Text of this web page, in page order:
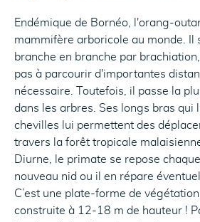
Endémique de Bornéo, l'orang-
mammifère arboricole au monde. Il
branche en branche par
pas à parcourir d'importantes
nécessaire. Toutefois, il passe la
dans les arbres. Ses longs bras qui
chevilles lui permettent des
travers la forêt tropicale
Diurne, le primate se repose
nouveau nid ou il en répare
C’est une plate-forme de
construite à 12-18 m de hauteur !